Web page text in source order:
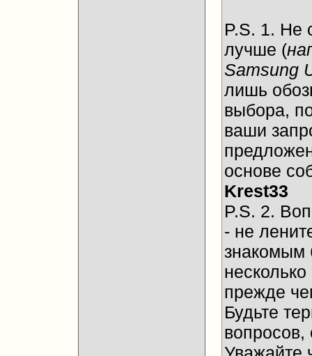
P.S. 1. Не
лучше (
Samsung
лишь
выбора,
ваши
основе
Krest33
P.S. 2.
- не
знакомым
прежде
Будьте
вопросов,